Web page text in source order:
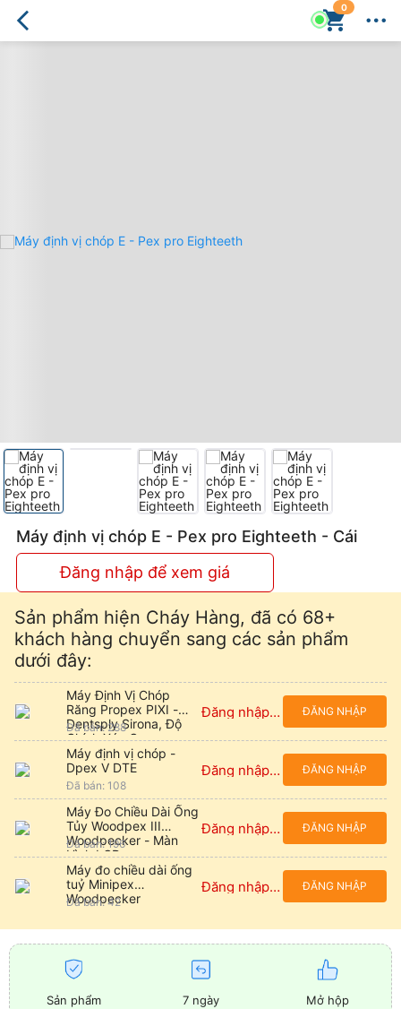
0
Máy
Pex
Máy định vị chóp E - Pex pro Eighteeth - Cái
Đăng nhập để xem giá
Sản phẩm hiện Cháy Hàng, đã có 68+
khách hàng chuyển sang các sản phẩm
dưới đây:
Máy Định Vị Chóp
Răng Propex PIXI -
Dentsply Sirona, Độ
Chính Xác Cao
Đã bán: 288
Đăng nhập để xem giá ĐĂNG NHẬP
Máy định vị chóp -
Dpex V DTE
Đã bán: 108
Đăng nhập để xem giá ĐĂNG NHẬP
Máy Đo Chiều Dài Ống
Tủy Woodpex III
Woodpecker - Màn
Hình LCD
Đã bán: 196
Đăng nhập để xem giá ĐĂNG NHẬP
Máy đo chiều dài ống
tuỷ Minipex
Woodpecker
Đã bán: 42
Đăng nhập để xem giá ĐĂNG NHẬP
Sản phẩm
7 ngày
Mở hộp